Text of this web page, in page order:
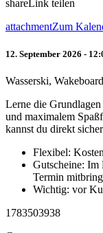
shareLink teilen
attachmentZum
12. September 2026 -
Wasserski,
Lerne die
und maximalem
kannst du direkt
Flexibel:
Gutscheine: Im
Termin
Wichtig: vor
1783503938